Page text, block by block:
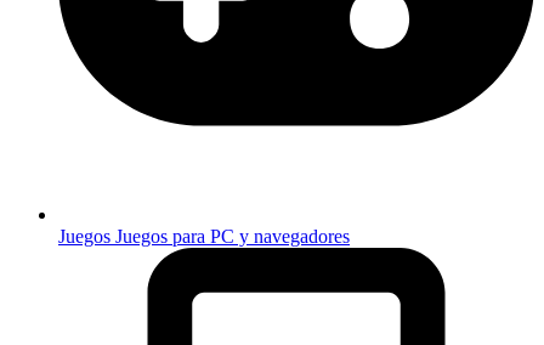
Juegos Juegos para PC y navegadores